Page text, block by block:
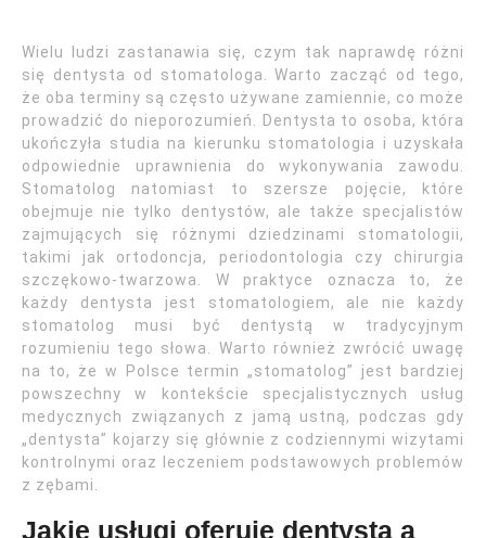
Wielu ludzi zastanawia się, czym tak naprawdę różni
się dentysta od stomatologa. Warto zacząć od tego,
że oba terminy są często używane zamiennie, co może
prowadzić do nieporozumień. Dentysta to osoba, która
ukończyła studia na kierunku stomatologia i uzyskała
odpowiednie uprawnienia do wykonywania zawodu.
Stomatolog natomiast to szersze pojęcie, które
obejmuje nie tylko dentystów, ale także specjalistów
zajmujących się różnymi dziedzinami stomatologii,
takimi jak ortodoncja, periodontologia czy chirurgia
szczękowo-twarzowa. W praktyce oznacza to, że
każdy dentysta jest stomatologiem, ale nie każdy
stomatolog musi być dentystą w tradycyjnym
rozumieniu tego słowa. Warto również zwrócić uwagę
na to, że w Polsce termin „stomatolog” jest bardziej
powszechny w kontekście specjalistycznych usług
medycznych związanych z jamą ustną, podczas gdy
„dentysta” kojarzy się głównie z codziennymi wizytami
kontrolnymi oraz leczeniem podstawowych problemów
z zębami.
Jakie usługi oferuje dentysta a